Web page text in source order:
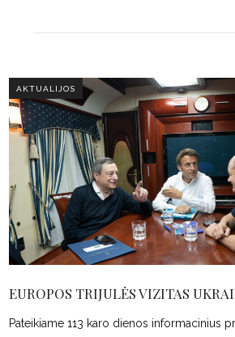
AKTUALIJOS
EUROPOS TRIJULĖS VIZITAS
Pateikiame 113 karo dienos informacinius